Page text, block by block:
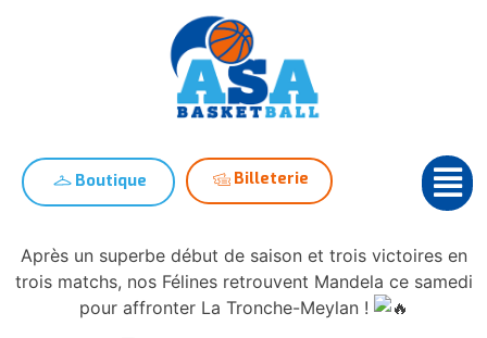
Boutique Billeterie
Après un superbe début de saison et trois victoires en
trois matchs, nos Félines retrouvent Mandela ce samedi
pour affronter La Tronche-Meylan !